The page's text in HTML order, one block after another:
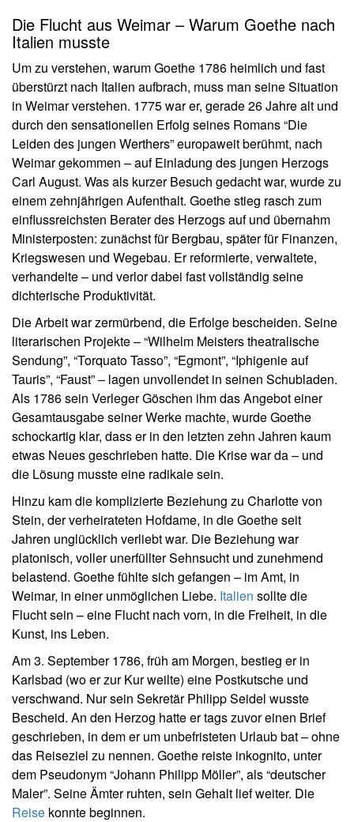
Die Flucht aus Weimar – Warum Goethe nach
Italien musste
Um zu verstehen, warum Goethe 1786 heimlich und fast
überstürzt nach Italien aufbrach, muss man seine Situation
in Weimar verstehen. 1775 war er, gerade 26 Jahre alt und
durch den sensationellen Erfolg seines Romans “Die
Leiden des jungen Werthers” europaweit berühmt, nach
Weimar gekommen – auf Einladung des jungen Herzogs
Carl August. Was als kurzer Besuch gedacht war, wurde zu
einem zehnjährigen Aufenthalt. Goethe stieg rasch zum
einflussreichsten Berater des Herzogs auf und übernahm
Ministerposten: zunächst für Bergbau, später für Finanzen,
Kriegswesen und Wegebau. Er reformierte, verwaltete,
verhandelte – und verlor dabei fast vollständig seine
dichterische Produktivität.
Die Arbeit war zermürbend, die Erfolge bescheiden. Seine
literarischen Projekte – “Wilhelm Meisters theatralische
Sendung”, “Torquato Tasso”, “Egmont”, “Iphigenie auf
Tauris”, “Faust” – lagen unvollendet in seinen Schubladen.
Als 1786 sein Verleger Göschen ihm das Angebot einer
Gesamtausgabe seiner Werke machte, wurde Goethe
schockartig klar, dass er in den letzten zehn Jahren kaum
etwas Neues geschrieben hatte. Die Krise war da – und
die Lösung musste eine radikale sein.
Hinzu kam die komplizierte Beziehung zu Charlotte von
Stein, der verheirateten Hofdame, in die Goethe seit
Jahren unglücklich verliebt war. Die Beziehung war
platonisch, voller unerfüllter Sehnsucht und zunehmend
belastend. Goethe fühlte sich gefangen – im Amt, in
Weimar, in einer unmöglichen Liebe. Italien sollte die
Flucht sein – eine Flucht nach vorn, in die Freiheit, in die
Kunst, ins Leben.
Am 3. September 1786, früh am Morgen, bestieg er in
Karlsbad (wo er zur Kur weilte) eine Postkutsche und
verschwand. Nur sein Sekretär Philipp Seidel wusste
Bescheid. An den Herzog hatte er tags zuvor einen Brief
geschrieben, in dem er um unbefristeten Urlaub bat – ohne
das Reiseziel zu nennen. Goethe reiste inkognito, unter
dem Pseudonym “Johann Philipp Möller”, als “deutscher
Maler”. Seine Ämter ruhten, sein Gehalt lief weiter. Die
Reise konnte beginnen.